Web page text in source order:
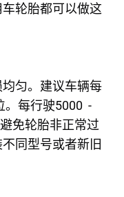
轮胎都可以做这
匀。建议车辆每
。每行驶5000 -
免轮胎非正常过
同型号或者新旧